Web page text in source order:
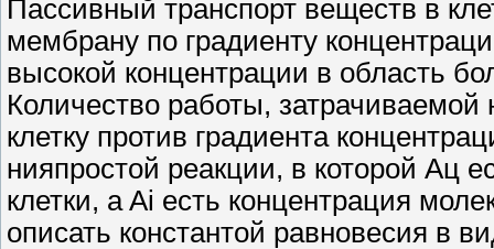
Пассивный транспорт веществ в
мембрану по градиенту
высокой концентрации в область
Количество работы, затрачиваемой
клетку против градиента
нияпростой реакции, в которой Ац
клетки, a Ai есть концентрация
описать константой равновесия в